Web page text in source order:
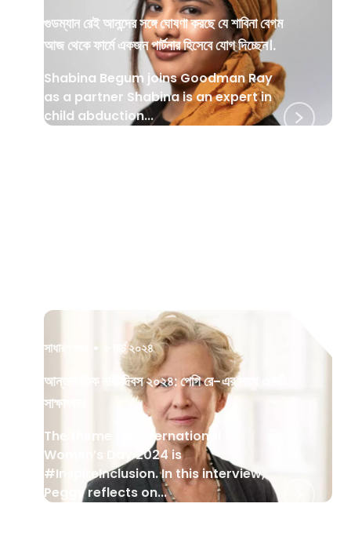
গুডম্যান রেই আনন্দের সঙ্গে ঘোষণা করছে যে শাবিনা বেগম
আজ থেকে ফার্মে একজন পার্টনার হিসেবে যোগ দিচ্ছেন।.
Shabina Begum joins Goodman Ray
as a partner Shabina is an expert in
child abduction...
সাধারণ খবর • ৮ মার্চ ২০২৪
আন্তর্জাতিক নারী দিবস ২০২৪: পেগি রে-এর সাথে একটি
সাক্ষাৎকার
The theme for International
Women’s Day 2024 is
#InspireInclusion. In this interview,
Peggy reflects on...